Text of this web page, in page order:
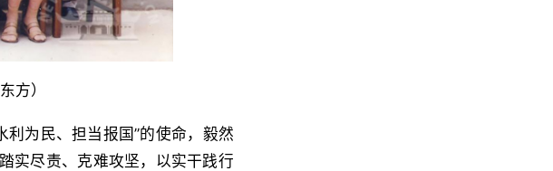
方）
为民、担当报国”的使命，毅然
实尽责、克难攻坚，以实干践行